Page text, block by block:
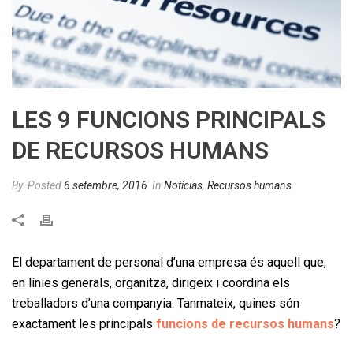
LES 9 FUNCIONS PRINCIPALS
DE RECURSOS HUMANS
By Posted6 setembre, 2016 In Notícias, Recursos humans
El departament de personal d’una empresa és aquell que,
en línies generals, organitza, dirigeix i coordina els
treballadors d’una companyia. Tanmateix, quines són
exactament les principals funcions de recursos humans?